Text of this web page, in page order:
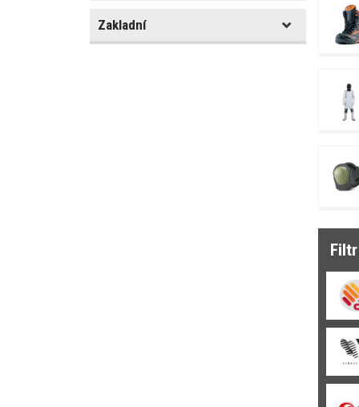
Zakladní